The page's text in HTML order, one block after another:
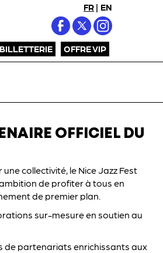
FR | EN
BILLETTERIE OFFRE VIP
OFFICIEL DU
collectivité, le Nice Jazz Fest
de profiter à tous en
de premier plan.
sur-mesure en soutien au
de partenariats enrichissants aux